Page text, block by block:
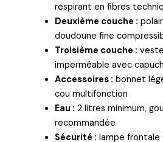
respirant en fibres
Deuxième couche :
doudoune fine
Troisième couche :
imperméable avec
Accessoires : bonnet
cou multifonction
Eau : 2 litres minimum,
recommandée
Sécurité : lampe frontale